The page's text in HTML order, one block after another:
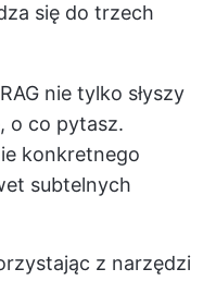
się do trzech
nie tylko słyszy
o co pytasz.
konkretnego
subtelnych
z narzędzi